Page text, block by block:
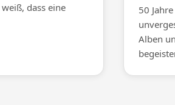
dass eine
50
Alben